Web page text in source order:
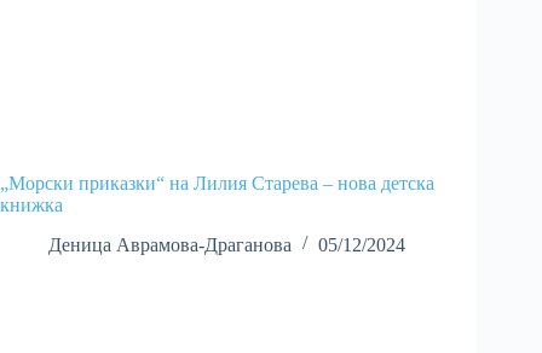
„Морски приказки“ на Лилия Старева – нова детска
книжка
Деница Аврамова-Драганова
05/12/2024